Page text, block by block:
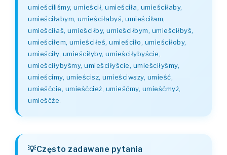
umieściliśmy, umieścił, umieściła, umieściłaby,
umieściłabym, umieściłabyś, umieściłam,
umieściłaś, umieściłby, umieściłbym, umieściłbyś,
umieściłem, umieściłeś, umieściło, umieściłoby,
umieściły, umieściłyby, umieściłybyście,
umieściłybyśmy, umieściłyście, umieściłyśmy,
umieścimy, umieścisz, umieściwszy, umieść,
umieśćcie, umieśćcież, umieśćmy, umieśćmyż,
umieśćże
Często zadawane pytania